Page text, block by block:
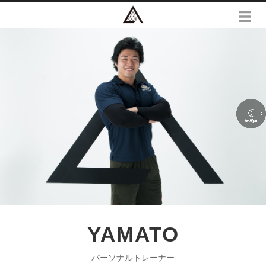
YAMATO
パーソナルトレーナー